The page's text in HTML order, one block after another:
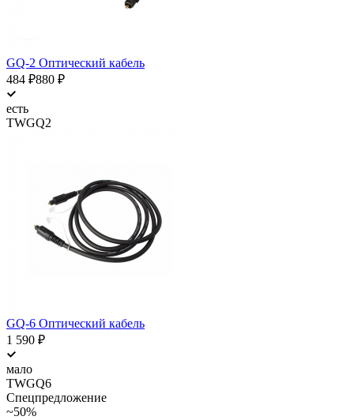
GQ-2 Оптический кабель
484 ₽880 ₽
есть
TWGQ2
GQ-6 Оптический кабель
1 590 ₽
мало
TWGQ6
Спецпредложение
~50%